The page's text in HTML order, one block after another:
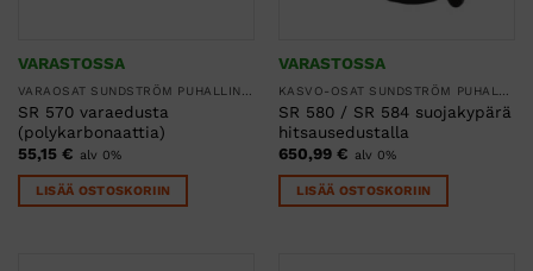
VARASTOSSA
SR 570 varaedusta
(polykarbonaattia)
55,15 € alv 0%
LISÄÄ OSTOSKORIIN
VARASTOSSA
SR 580 / SR 584 suojakypärä
hitsausedustalla
650,99 € alv 0%
LISÄÄ OSTOSKORIIN